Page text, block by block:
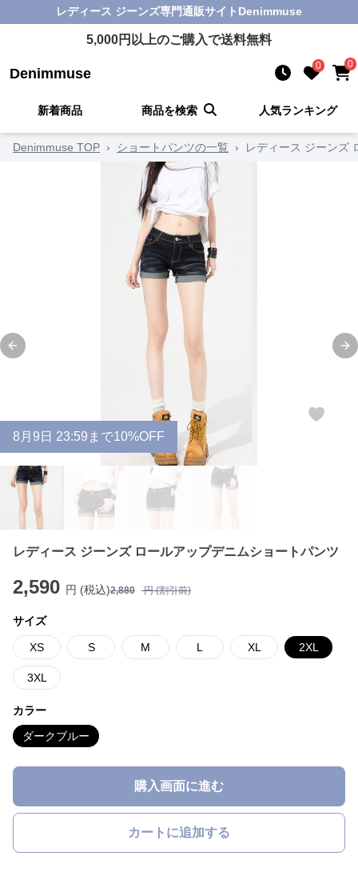
レディース ジーンズ専門通販サイト Denimmuse
5,000円以上のご購入で送料無料
Denimmuse 0 0
新着商品 商品を検索 人気ランキング
Denimmuse TOP › ショートパンツの一覧 › レディース ジーンズ
Previous slide
8 月 9 日 23:59まで10%OFF
レディース ジーンズ ロールアップデニムショートパンツ
2,590 円 (税込)2,880 円 (割引前)
サイズ
XS S M L XL 2XL
3XL
カラー
ダークブルー
購入画面に進む
カートに追加する